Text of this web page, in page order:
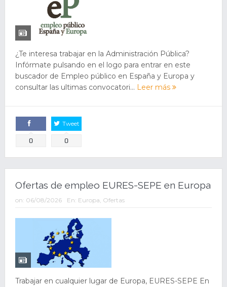
¿Te interesa trabajar en la Administración Pública?
Infórmate pulsando en el logo para entrar en este
buscador de Empleo público en España y Europa y
consultar las ultimas convocatori... Leer más
Comparte
0
Tweet
0
Ofertas de empleo EURES-SEPE en Europa
on: 06/08/2026 En: Europa Ofertas
Trabajar en cualquier lugar de Europa, EURES-SEPE En